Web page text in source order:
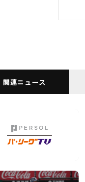
関連ニュース